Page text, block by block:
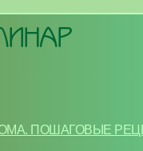
ПОШАГОВЫЕ